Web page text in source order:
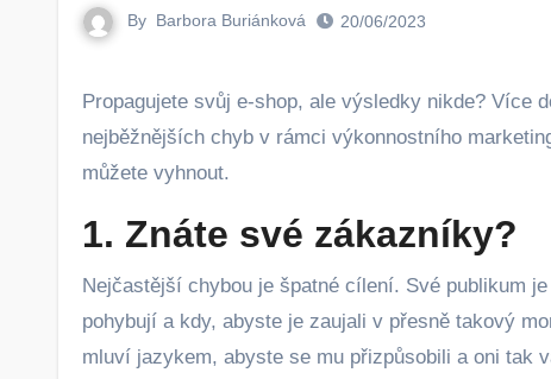
By Barbora Buriánková 20/06/2023
Propagujete svůj e-shop, ale výsledky nikde? Více do reklam vkládáte, než vám vydělávají? Možná děláte jednu z
nejběžnějších chyb v rámci výkonnostního
můžete vyhnout.
1. Znáte své zákazníky?
Nejčastější chybou je špatné cílení. Své publikum
pohybují a kdy, abyste je zaujali v přesně takový
mluví jazykem, abyste se mu přizpůsobili a oni tak